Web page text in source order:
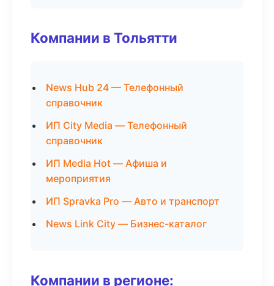
Компании в Тольятти
News Hub 24 — Телефонный
справочник
ИП City Media — Телефонный
справочник
ИП Media Hot — Афиша и
мероприятия
ИП Spravka Pro — Авто и транспорт
News Link City — Бизнес-каталог
Компании в регионе: